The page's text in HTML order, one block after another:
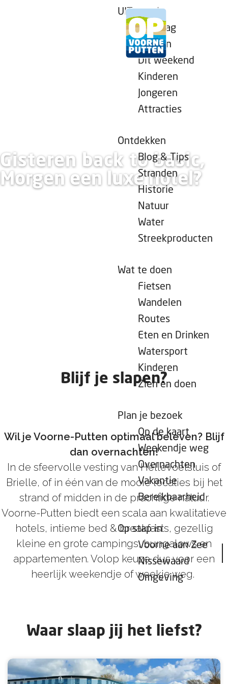
r
d
e
h
a
UITagenda
Vandaag
Morgen
Dit weekend
Kinderen
Jongeren
Attracties
Ontdekken
Blog & Tips
Stranden
Historie
Natuur
Water
Streekproducten
Wat te doen
Fietsen
Wandelen
Routes
Eten en Drinken
Watersport
Kinderen
Zien en doen
Plan je bezoek
Op de kaart
Weekendje weg
Overnachten
Vakantie
Bereikbaarheid
Op stap in
Voorne aan Zee
Nissewaard
Omgeving
Gisteren back to basic,
Morgen een luxe hotel?
Blijf je slapen?
Wil je Voorne-Putten optimaal beleven? Blijf
dan overnachten!
In de sfeervolle vesting van Hellevoetsluis of
Brielle, of in één van de mooie locaties bij het
strand of midden in de prachtige natuur.
Voorne-Putten biedt een scala aan kwalitatieve
hotels, intieme bed & breakfasts, gezellig
kleine en grote campings, bungalows en
appartementen. Volop keuze dus voor een
heerlijk weekendje of weekje weg.
Waar slaap jij het liefst?
H
o